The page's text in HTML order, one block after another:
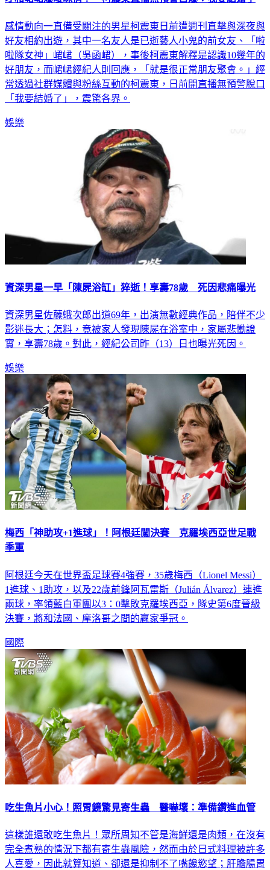
感情動向一直備受關注的男星柯震東日前遭週刊直擊與深夜與
好友相約出遊，其中一名友人是已逝藝人小鬼的前女友、「啦
啦隊女神」峮峮（吳函峮），事後柯震東解釋是認識10幾年的
好朋友，而峮峮經紀人則回應，「就是很正常朋友聚會。」經
常透過社群媒體與粉絲互動的柯震東，日前開直播無預警脫口
「我要結婚了」，震驚各界。
娛樂
資深男星一早「陳屍浴缸」猝逝！享壽78歲 死因悲痛曝光
資深男星佐藤蛾次郎出道69年，出演無數經典作品，陪伴不少
影迷長大；怎料，竟被家人發現陳屍在浴室中，家屬悲慟證
實，享壽78歲。對此，經紀公司昨（13）日也曝光死因。
娛樂
梅西「神助攻+1進球」！阿根廷闖決賽 克羅埃西亞世足戰
季軍
阿根廷今天在世界盃足球賽4強賽，35歲梅西（Lionel Messi）
1進球、1助攻，以及22歲前鋒阿瓦雷斯（Julián Álvarez）連進
兩球，率領藍白軍團以3：0擊敗克羅埃西亞，隊史第6度晉級
決賽，將和法國、摩洛哥之間的贏家爭冠。
國際
吃生魚片小心！照胃鏡驚見寄生蟲 醫嚇壞：準備鑽進血管
這樣誰還敢吃生魚片！眾所周知不管是海鮮還是肉類，在沒有
完全煮熟的情況下都有寄生蟲風險，然而由於日式料理被許多
人喜愛，因此就算知道、卻還是抑制不了嘴饞慾望；肝膽腸胃